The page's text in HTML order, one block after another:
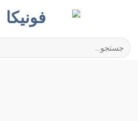
جستجو
برای: